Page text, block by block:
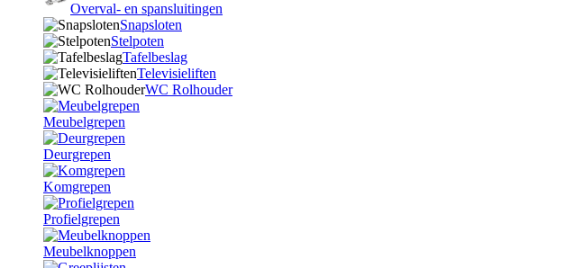
Overval- en spansluitingen
Snapsloten
Stelpoten
Tafelbeslag
Televisieliften
WC Rolhouder
Meubelgrepen
Deurgrepen
Komgrepen
Profielgrepen
Meubelknoppen